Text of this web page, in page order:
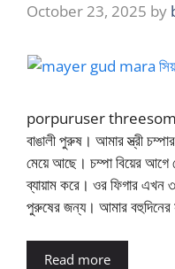
October 23, 2025 by
porpuruser
বাঙালী পুরুষ। আমার স্ত্রী
মেয়ে আছে। চম্পা বিয়ের আগে
ব্যায়াম করে। ওর ফিগার
পুরুষের জন্য। আমার বহুদিনের
Read more